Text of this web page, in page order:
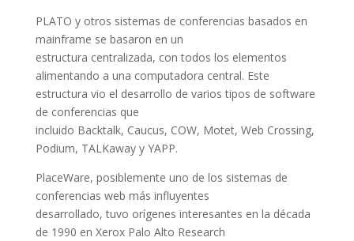
PLATO y otros sistemas de conferencias basados ​​en
mainframe se basaron en un
estructura centralizada, con todos los elementos
alimentando a una computadora central. Este
estructura vio el desarrollo de varios tipos de software
de conferencias que
incluido Backtalk, Caucus, COW, Motet, Web Crossing,
Podium, TALKaway y YAPP.
PlaceWare, posiblemente uno de los sistemas de
conferencias web más influyentes
desarrollado, tuvo orígenes interesantes en la década
de 1990 en Xerox Palo Alto Research